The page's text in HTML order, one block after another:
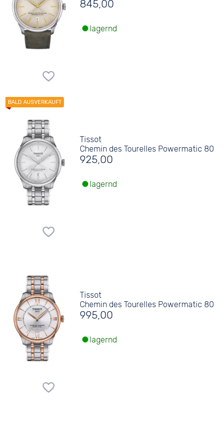
845,00
lagernd
Tissot
Chemin des Tourelles Powermatic 80
925,00
lagernd
Tissot
Chemin des Tourelles Powermatic 80
995,00
lagernd